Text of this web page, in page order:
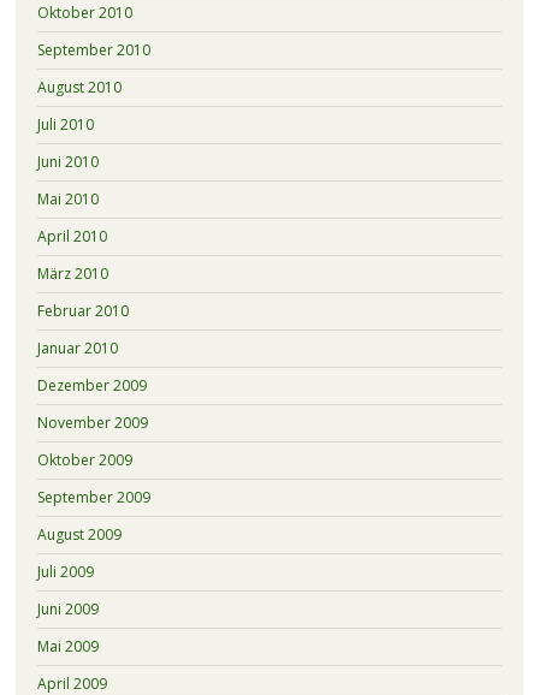
Oktober 2010
September 2010
August 2010
Juli 2010
Juni 2010
Mai 2010
April 2010
März 2010
Februar 2010
Januar 2010
Dezember 2009
November 2009
Oktober 2009
September 2009
August 2009
Juli 2009
Juni 2009
Mai 2009
April 2009